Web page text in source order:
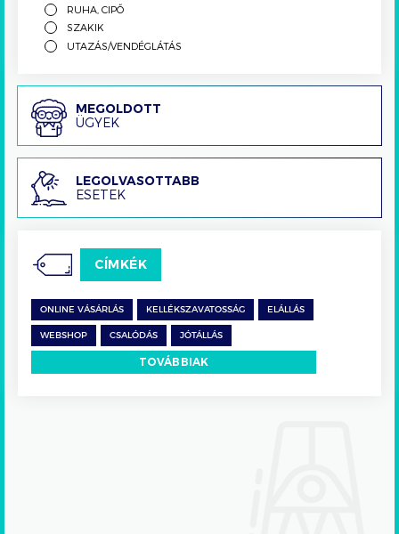
RUHA, CIPŐ
SZAKIK
UTAZÁS/VENDÉGLÁTÁS
Megoldott
ügyek
MEGOLDOTT
ÜGYEK
Legolvasottabb
esetek
LEGOLVASOTTABB
ESETEK
CÍMKÉK
ONLINE VÁSÁRLÁS KELLÉKSZAVATOSSÁG ELÁLLÁS
WEBSHOP CSALÓDÁS JÓTÁLLÁS
TOVÁBBIAK